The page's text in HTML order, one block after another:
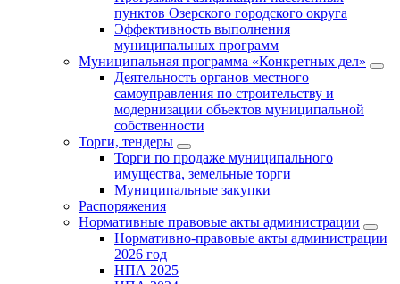
пунктов Озерского городского округа
Эффективность выполнения
муниципальных программ
Муниципальная программа «Конкретных дел»
Деятельность органов местного
самоуправления по строительству и
модернизации объектов муниципальной
собственности
Торги, тендеры
Торги по продаже муниципального
имущества, земельные торги
Муниципальные закупки
Распоряжения
Нормативные правовые акты администрации
Нормативно-правовые акты администрации
2026 год
НПА 2025